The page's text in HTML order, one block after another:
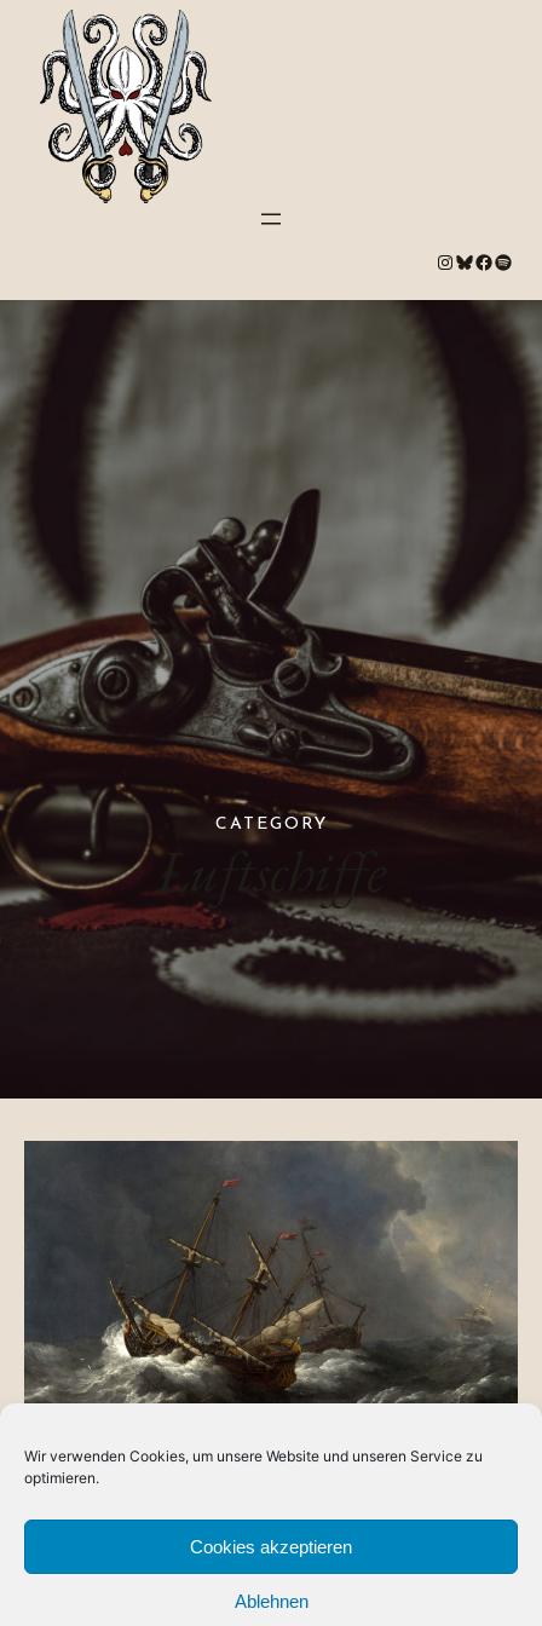
Wir verwenden Cookies, um unsere Website und unseren Service zu
optimieren.
Cookies akzeptieren
Ablehnen
# Bluesky # Spotify
CATEGORY
Luftschiffe
BLOG
Die gute, alte Seefahrt
Was zu Fantasy-Larp gehört und wo sich zeitlich und
technisch die Grenzen ziehen lassen ist nicht einheitlich